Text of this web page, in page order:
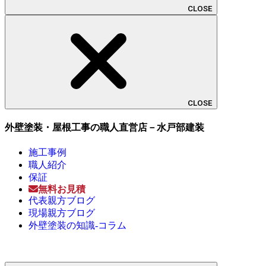
CLOSE
CLOSE
外壁塗装・屋根工事の職人直営店－水戸部建装
施工事例
職人紹介
保証
無料お見積
代表親方ブログ
現場親方ブログ
外壁塗装の知識-コラム